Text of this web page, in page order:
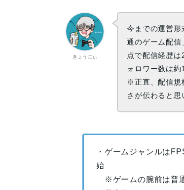
きょうにぃ
今までの運営形
通のゲーム配信
点で配信経歴
ォロワー数は約
※正直、配信規
さが伝わると思
・ゲームジャンルは
始
※ゲームの腕前は普